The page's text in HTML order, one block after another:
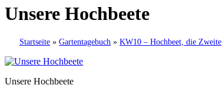
Unsere Hochbeete
Startseite » Gartentagebuch » KW10 – Hochbeet, die Zweite
Unsere Hochbeete